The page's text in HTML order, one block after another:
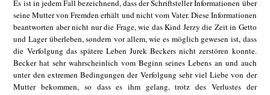
Es ist in jedem Fall bezeichnend, dass der Schriftsteller Informationen über
seine Mutter von Fremden erhält und nicht vom Vater. Diese Informationen
beantworten aber nicht nur die Frage, wie das Kind Jerzy die Zeit in Getto
und Lager überleben, sondern vor allem, wie es möglich gewesen ist, dass
die Verfolgung das spätere Leben Jurek Beckers nicht zerstören konnte.
Becker hat sehr wahrscheinlich vom Beginn seines Lebens an und auch
unter den extremen Bedingungen der Verfolgung sehr viel Liebe von der
Mutter bekommen, so dass es ihm gelang, trotz des Verlustes der